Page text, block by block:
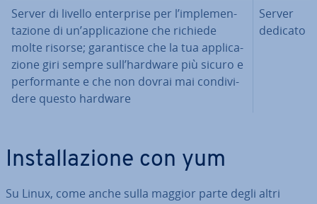
Server di livello en­ter­pri­se per l’im­ple­men­
ta­zio­ne di un’ap­pli­ca­zio­ne che richiede
molte risorse; ga­ran­ti­sce che la tua ap­pli­ca­
zio­ne giri sempre sull’hardware più sicuro e
per­for­man­te e che non dovrai mai con­di­vi­
de­re questo hardware
Server
dedicato
In­stal­la­zio­ne con yum
Su Linux, come anche sulla maggior parte degli altri